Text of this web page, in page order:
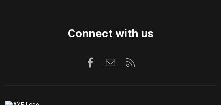
Connect with us
FacebookKontaktirajte nas